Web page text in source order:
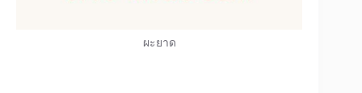
ผะยาด